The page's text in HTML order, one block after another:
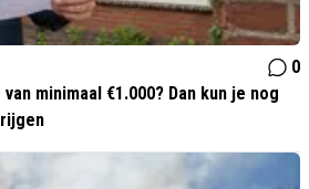
0
minimaal €1.000? Dan kun je nog